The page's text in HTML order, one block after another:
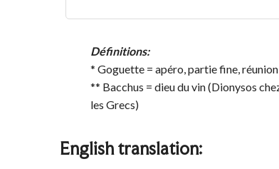
Définitions:
* Goguette = apéro, partie fine,
** Bacchus = dieu du vin (Dionysos
les Grecs)
English translation: